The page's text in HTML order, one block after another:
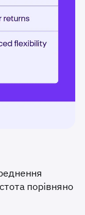
порівняно